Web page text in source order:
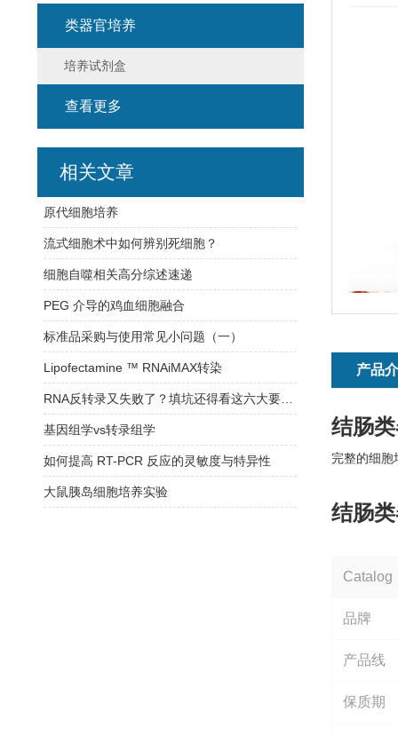
产品
结肠
完整的细
结肠
Catalog
品牌
产品线
保质期
类器官培养
培养试剂盒
查看更多
相关文章
原代细胞培养
流式细胞术中如何辨别死细胞？
细胞自噬相关高分综述速递
PEG 介导的鸡血细胞融合
标准品采购与使用常见小问题（一）
Lipofectamine ™ RNAiMAX转染
基因组学vs转录组学
如何提高 RT-PCR 反应的灵敏度与特异性
大鼠胰岛细胞培养实验